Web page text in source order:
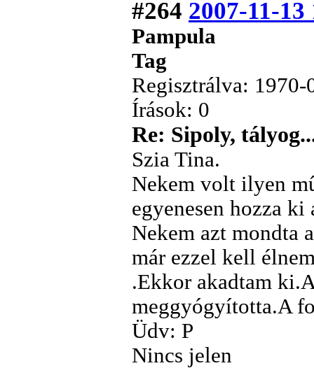
#264 2007-11-13
Pampula
Tag
Regisztrálva: 1970-
Írások: 0
Re: Sipoly,
Szia Tina.
Nekem volt ilyen
egyenesen hozza
Nekem azt mondta
már ezzel kell
.Ekkor akadtam
meggyógyította.A
Üdv: P
Nincs jelen